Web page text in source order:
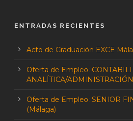
ENTRADAS RECIENTES
Acto de Graduación EXCE
Oferta de Empleo:
ANALÍTICA/
Oferta de Empleo: SENIOR
(Málaga)